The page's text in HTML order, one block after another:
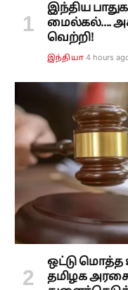
இந்திய
மைல்கல்....
வெற்றி!
இந்தியா 4 hours
ஒட்டு மொத்த
தமிழக